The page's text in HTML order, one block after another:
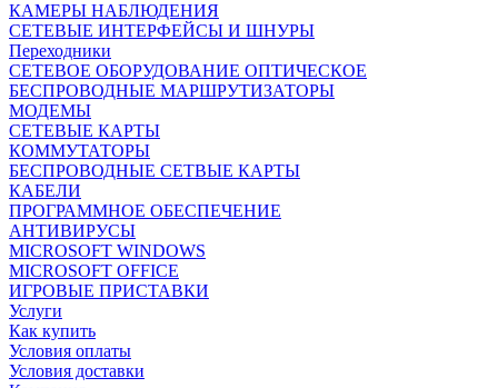
КАМЕРЫ НАБЛЮДЕНИЯ
СЕТЕВЫЕ ИНТЕРФЕЙСЫ И ШНУРЫ
Переходники
СЕТЕВОЕ ОБОРУДОВАНИЕ ОПТИЧЕСКОЕ
БЕСПРОВОДНЫЕ МАРШРУТИЗАТОРЫ
МОДЕМЫ
СЕТЕВЫЕ КАРТЫ
КОММУТАТОРЫ
БЕСПРОВОДНЫЕ СЕТВЫЕ КАРТЫ
КАБЕЛИ
ПРОГРАММНОЕ ОБЕСПЕЧЕНИЕ
АНТИВИРУСЫ
MICROSOFT WINDOWS
MICROSOFT OFFICE
ИГРОВЫЕ ПРИСТАВКИ
Услуги
Как купить
Условия оплаты
Условия доставки